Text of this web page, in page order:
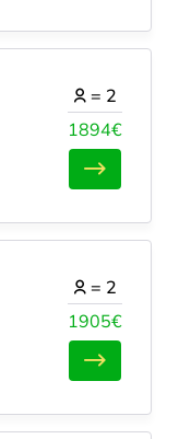
1894€
= 2
1905€
= 2